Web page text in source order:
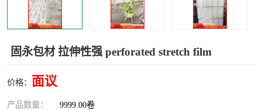
固永包材 拉伸性强 perforated stretch film
价格： 面议
产品数量： 9999.00卷